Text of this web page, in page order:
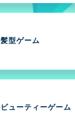
髪型ゲーム
ビューティーゲーム